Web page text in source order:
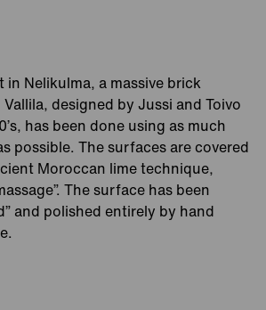
Nelikulma, a massive brick
designed by Jussi and Toivo
has been done using as much
possible. The surfaces are covered
Moroccan lime technique,
The surface has been
and polished entirely by hand